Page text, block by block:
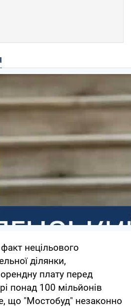
нецільового
ділянки,
плату перед
понад 100 мільйонів
що "Мостобуд" незаконно